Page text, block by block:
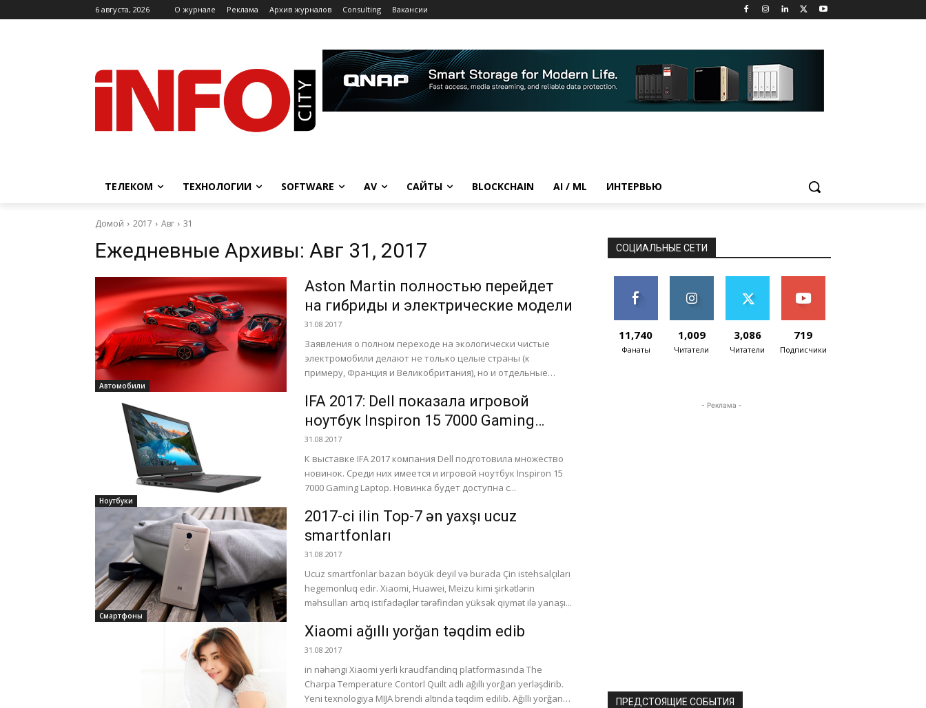
6 августа, 2026 O журнале Реклама Архив журналов Consulting Вакансии
ТЕЛЕКОМ ТЕХНОЛОГИИ SOFTWARE AV САЙТЫ BLOCKCHAIN AI / ML ИНТЕРВЬЮ
Домой 2017 Авг 31
Ежедневные Архивы: Авг 31, 2017
Автомобили
Aston Martin полностью перейдет
на гибриды и электрические модели
31.08.2017
Заявления о полном переходе на экологически чистые
электромобили делают не только целые страны (к
примеру, Франция и Великобритания), но и отдельные
Ноутбуки
IFA 2017: Dell показала игровой
ноутбук Inspiron 15 7000 Gaming
Laptop
31.08.2017
К выставке IFA 2017 компания Dell подготовила множество
новинок. Среди них имеется и игровой ноутбук Inspiron 15
7000 Gaming Laptop. Новинка будет доступна с...
Смартфоны
2017-ci ilin Top-7 ən yaxşı ucuz
smartfonları
31.08.2017
Ucuz smartfonlar bazarı böyük deyil və burada Çin istehsalçıları
hegemonluq edir. Xiaomi, Huawei, Meizu kimi şirkətlərin
məhsulları artıq istifadəçilər tərəfindən yüksək qiymət ilə yanaşı...
Xiaomi ağıllı yorğan təqdim edib
31.08.2017
in nəhəngi Xiaomi yerli kraudfandinq platformasında The
Charpa Temperature Contorl Quilt adlı ağıllı yorğan yerləşdirib.
Yeni texnologiya MIJA brendi altında təqdim edilib. Ağıllı yorğan
СОЦИАЛЬНЫЕ СЕТИ
11,740
Фанаты
1,009
Читатели
3,086
Читатели
719
Подписчики
- Реклама -
ПРЕДСТОЯЩИЕ СОБЫТИЯ